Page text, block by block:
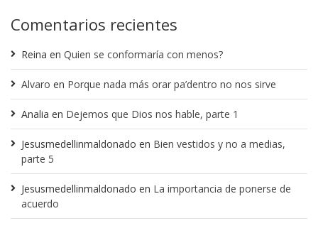
Comentarios recientes
Reina en Quien se conformaría con menos?
Alvaro en Porque nada más orar pa’dentro no nos sirve
Analia en Dejemos que Dios nos hable, parte 1
Jesusmedellinmaldonado en Bien vestidos y no a medias,
parte 5
Jesusmedellinmaldonado en La importancia de ponerse de
acuerdo